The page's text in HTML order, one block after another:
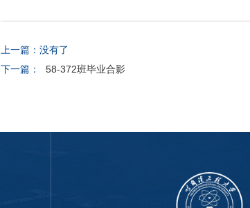
上一篇：没有了
下一篇：
58-372班毕业合影